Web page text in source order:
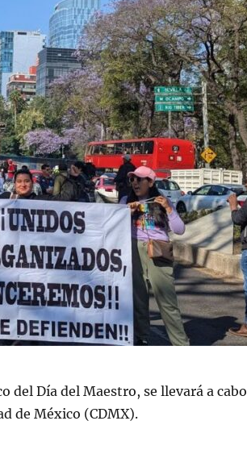
del Día del Maestro, se llevará a cabo
de México (CDMX).